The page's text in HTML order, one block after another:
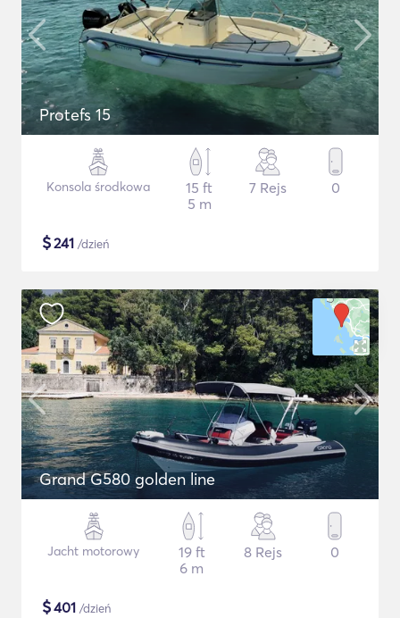
Protefs 15
Konsola środkowa
15 ft
5 m
7 Rejs 0
$241 /dzień
Grand G580 golden line
Jacht motorowy
19 ft
6 m
8 Rejs 0
$401 /dzień